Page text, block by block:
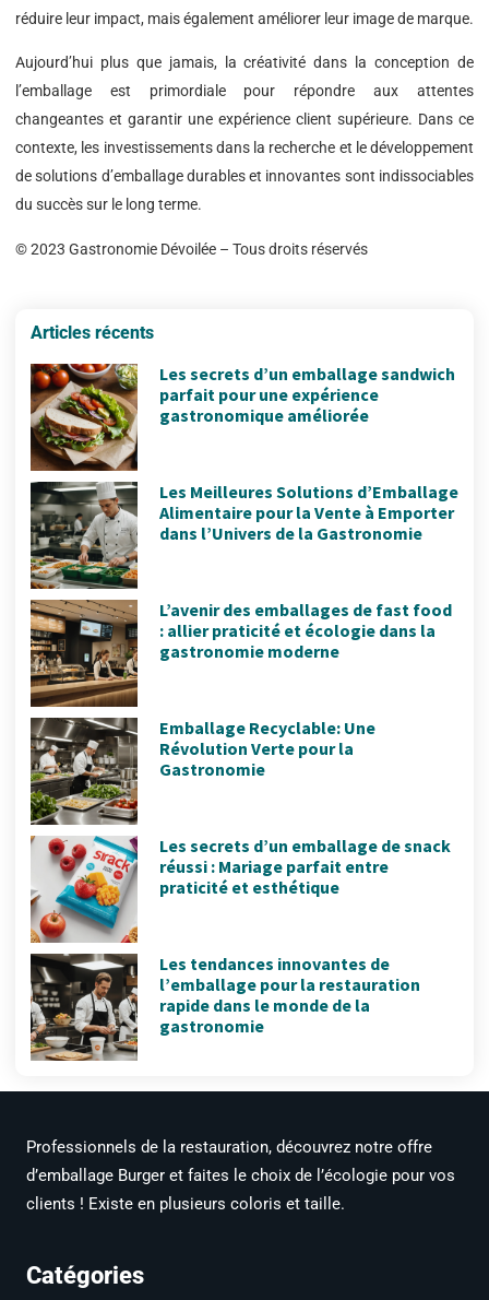
réduire leur impact, mais également améliorer leur image de marque.
Aujourd’hui plus que jamais, la créativité dans la conception de
l’emballage est primordiale pour répondre aux attentes
changeantes et garantir une expérience client supérieure. Dans ce
contexte, les investissements dans la recherche et le développement
de solutions d’emballage durables et innovantes sont indissociables
du succès sur le long terme.
© 2023 Gastronomie Dévoilée – Tous droits réservés
Articles récents
Les secrets d’un emballage sandwich
parfait pour une expérience
gastronomique améliorée
Les Meilleures Solutions d’Emballage
Alimentaire pour la Vente à Emporter
dans l’Univers de la Gastronomie
L’avenir des emballages de fast food
: allier praticité et écologie dans la
gastronomie moderne
Emballage Recyclable: Une
Révolution Verte pour la
Gastronomie
Les secrets d’un emballage de snack
réussi : Mariage parfait entre
praticité et esthétique
Les tendances innovantes de
l’emballage pour la restauration
rapide dans le monde de la
gastronomie
Professionnels de la restauration, découvrez notre offre
d’emballage Burger et faites le choix de l’écologie pour vos
clients ! Existe en plusieurs coloris et taille.
Catégories